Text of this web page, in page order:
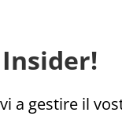
a gestire il